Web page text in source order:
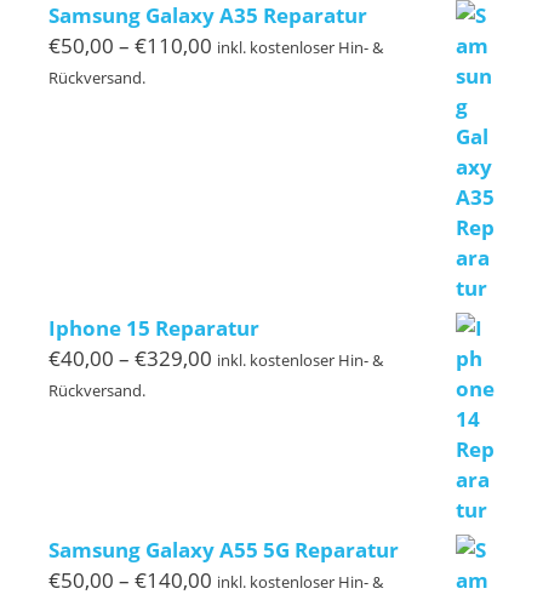
Samsung Galaxy A35 Reparatur
€50,00 – €110,00 Preisspanne:
inkl. kostenloser Hin- &
Rückversand.
Iphone 15 Reparatur
€40,00 – €329,00 Preisspanne:
inkl. kostenloser Hin- &
Rückversand.
Samsung Galaxy A55 5G Reparatur
€50,00 – €140,00 Preisspanne:
inkl. kostenloser Hin- &